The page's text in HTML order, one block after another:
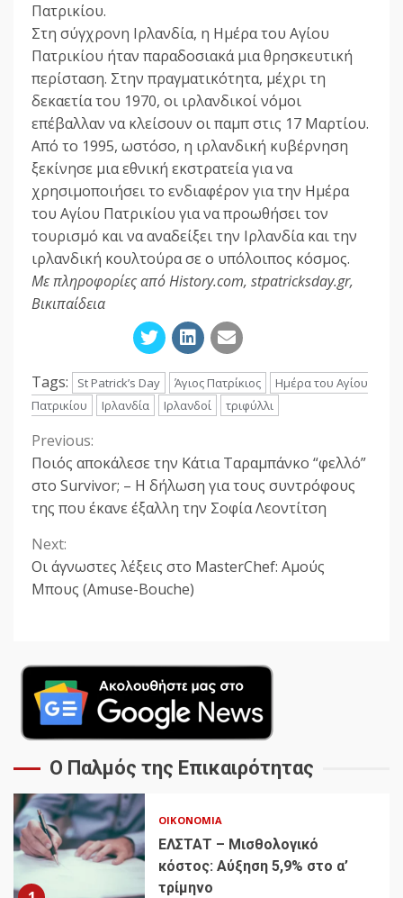
Πατρικίου.
Στη σύγχρονη Ιρλανδία, η Ημέρα του Αγίου
Πατρικίου ήταν παραδοσιακά μια θρησκευτική
περίσταση. Στην πραγματικότητα, μέχρι τη
δεκαετία του 1970, οι ιρλανδικοί νόμοι
επέβαλλαν να κλείσουν οι παμπ στις 17 Μαρτίου.
Από το 1995, ωστόσο, η ιρλανδική κυβέρνηση
ξεκίνησε μια εθνική εκστρατεία για να
χρησιμοποιήσει το ενδιαφέρον για την Ημέρα
του Αγίου Πατρικίου για να προωθήσει τον
τουρισμό και να αναδείξει την Ιρλανδία και την
ιρλανδική κουλτούρα σε ο υπόλοιπος κόσμος.
Με πληροφορίες από History.com, stpatricksday.gr,
Βικιπαίδεια
Tags: St Patrick’s Day Άγιος Πατρίκιος
Ημέρα του Αγίου
Πατρικίου
Ιρλανδία Ιρλανδοί τριφύλλι
Continue
Reading
Previous:
Ποιός αποκάλεσε την Κάτια Ταραμπάνκο “φελλό”
στο Survivor; – Η δήλωση για τους συντρόφους
της που έκανε έξαλλη την Σοφία Λεοντίτση
Next:
Οι άγνωστες λέξεις στο MasterChef: Αμούς
Μπους (Amuse-Bouche)
Ο Παλμός της Επικαιρότητας
ΟΙΚΟΝΟΜΊΑ
ΕΛΣΤΑΤ – Μισθολογικό
κόστος: Αύξηση 5,9% στο α’
τρίμηνο